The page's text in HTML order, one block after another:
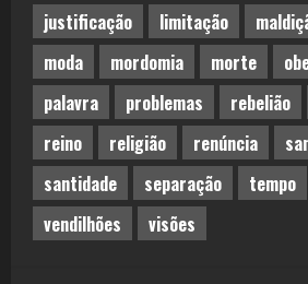
justificação
limitação
moda
mordomia morte
palavra
problemas rebelião
reino
religião renúncia
santidade
separação tempo
vendilhões
visões